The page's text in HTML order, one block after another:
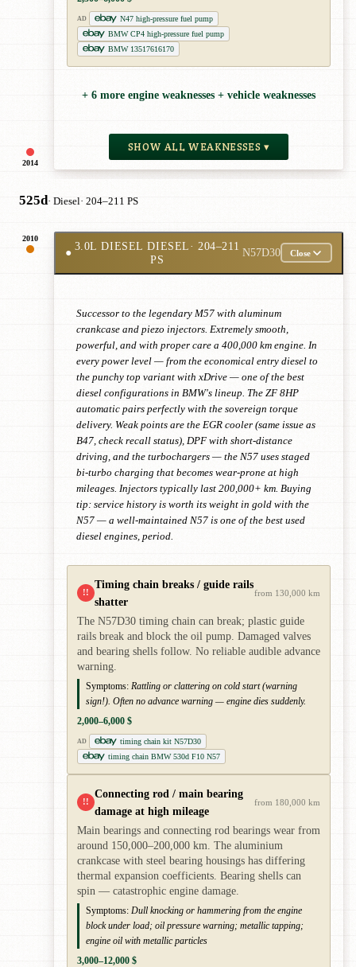
2014
AD
N47 high-pressure fuel pump
BMW CP4 high-pressure fuel pump
BMW 13517616170
+ 6 more engine weaknesses + vehicle weaknesses
SHOW ALL WEAKNESSES ▾
525d· Diesel· 204–211 PS
2010
●
3.0L DIESEL DIESEL· 204–211
PS
N57D30 Close
Successor to the legendary M57 with aluminum
crankcase and piezo injectors. Extremely smooth,
powerful, and with proper care a 400,000 km engine. In
every power level — from the economical entry diesel to
the punchy top variant with xDrive — one of the best
diesel configurations in BMW's lineup. The ZF 8HP
automatic pairs perfectly with the sovereign torque
delivery. Weak points are the EGR cooler (same issue as
B47, check recall status), DPF with short-distance
driving, and the turbochargers — the N57 uses staged
bi-turbo charging that becomes wear-prone at high
mileages. Injectors typically last 200,000+ km. Buying
tip: service history is worth its weight in gold with the
N57 — a well-maintained N57 is one of the best used
diesel engines, period.
!!
Timing chain breaks / guide rails
shatter
from 130,000 km
The N57D30 timing chain can break; plastic guide
rails break and block the oil pump. Damaged valves
and bearing shells follow. No reliable audible advance
warning.
Symptoms: Rattling or clattering on cold start (warning
sign!). Often no advance warning — engine dies suddenly.
2,000–6,000 $
AD
timing chain kit N57D30
timing chain BMW 530d F10 N57
!!
Connecting rod / main bearing
damage at high mileage
from 180,000 km
Main bearings and connecting rod bearings wear from
around 150,000–200,000 km. The aluminium
crankcase with steel bearing housings has differing
thermal expansion coefficients. Bearing shells can
spin — catastrophic engine damage.
Symptoms: Dull knocking or hammering from the engine
block under load; oil pressure warning; metallic tapping;
engine oil with metallic particles
3,000–12,000 $